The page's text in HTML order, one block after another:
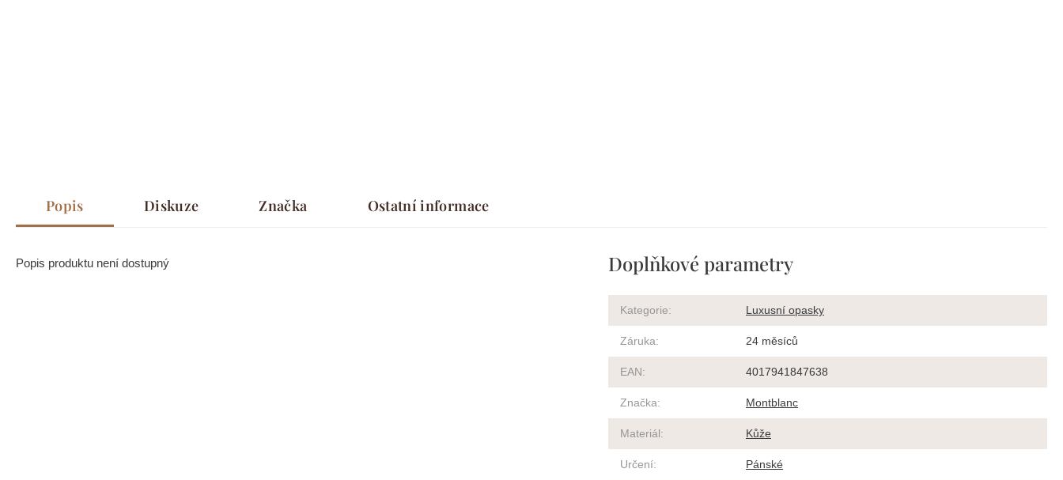
Popis Diskuze Značka Ostatní informace
Popis produktu není dostupný Doplňkové parametry
Kategorie: Luxusní opasky
Záruka: 24 měsíců
EAN: 4017941847638
Značka: Montblanc
Materiál: Kůže
Určení: Pánské